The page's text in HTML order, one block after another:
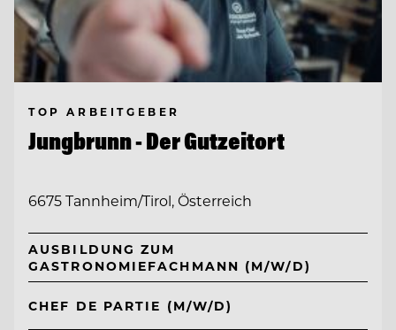
TOP ARBEITGEBER
Jungbrunn - Der Gutzeitort
6675 Tannheim/Tirol, Österreich
AUSBILDUNG ZUM
GASTRONOMIEFACHMANN (M/W/D)
CHEF DE PARTIE (M/W/D)